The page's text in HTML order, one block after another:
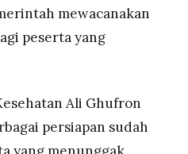
Kesehatan saat ini
kebijakan penghapusan
lanjut dari pemerintah.
mewacanakan
peserta yang
Ali Ghufron
persiapan sudah